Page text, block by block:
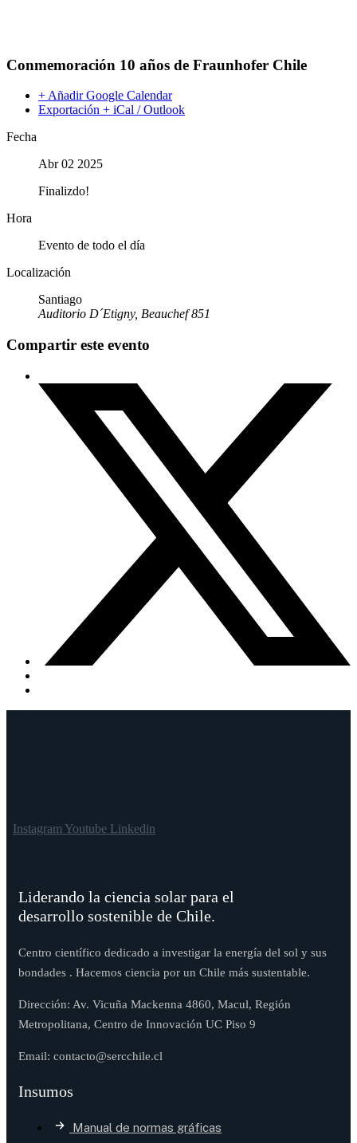
Conmemoración 10 años de Fraunhofer Chile
+ Añadir Google Calendar
Exportación + iCal / Outlook
Fecha
Abr 02 2025
Finalizdo!
Hora
Evento de todo el día
Localización
Santiago
Auditorio D´Etigny, Beauchef 851
Compartir este evento
Instagram Youtube Linkedin
Liderando la ciencia solar para el
desarrollo sostenible de Chile.
Centro científico dedicado a investigar la energía del sol y sus
bondades . Hacemos ciencia por un Chile más sustentable.
Dirección: Av. Vicuña Mackenna 4860, Macul, Región
Metropolitana, Centro de Innovación UC Piso 9
Email: contacto@sercchile.cl
Insumos
Manual de normas gráficas